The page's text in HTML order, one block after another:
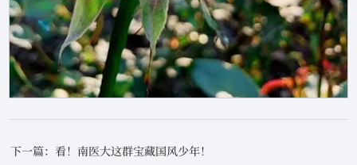
下一篇：看！南医大这群宝藏国风少年！